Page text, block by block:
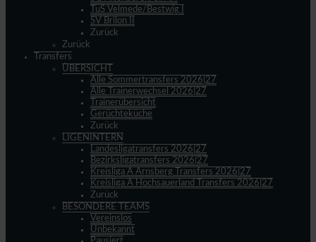
TuS Velmede/Bestwig I
SV Brilon II
Zurück
Zurück
Transfers
ÜBERSICHT
Alle Sommertransfers 2026|27
Alle Trainerwechsel 2026|27
Trainerübersicht
Gerüchteküche
Zurück
LIGENINTERN
Landesligatransfers 2026|27
Bezirksligatransfers 2026|27
Kreisliga A Arnsberg Transfers 2026|27
Kreisliga A Hochsauerland Transfers 2026|27
Zurück
BESONDERE TEAMS
Vereinslos
Unbekannt